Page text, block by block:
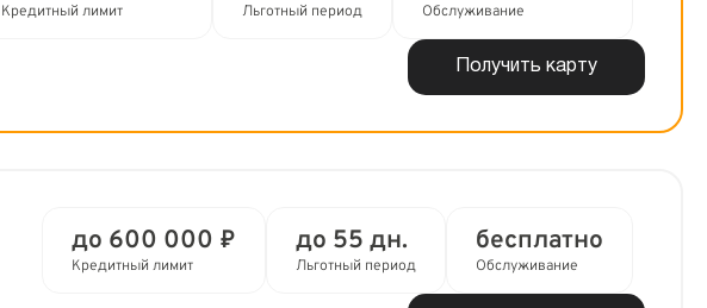
Кредитный лимит Льготный период Обслуживание
Получить карту
до 600 000 ₽
Кредитный лимит
до 55 дн.
Льготный период
бесплатно
Обслуживание